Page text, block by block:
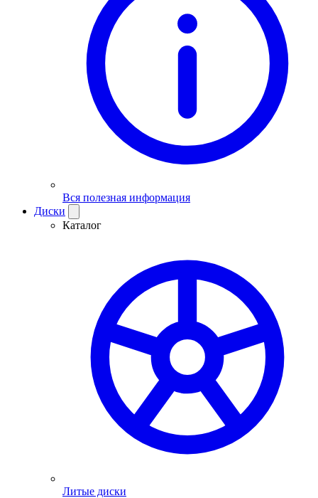
Вся полезная информация
Диски
Каталог
Литые диски